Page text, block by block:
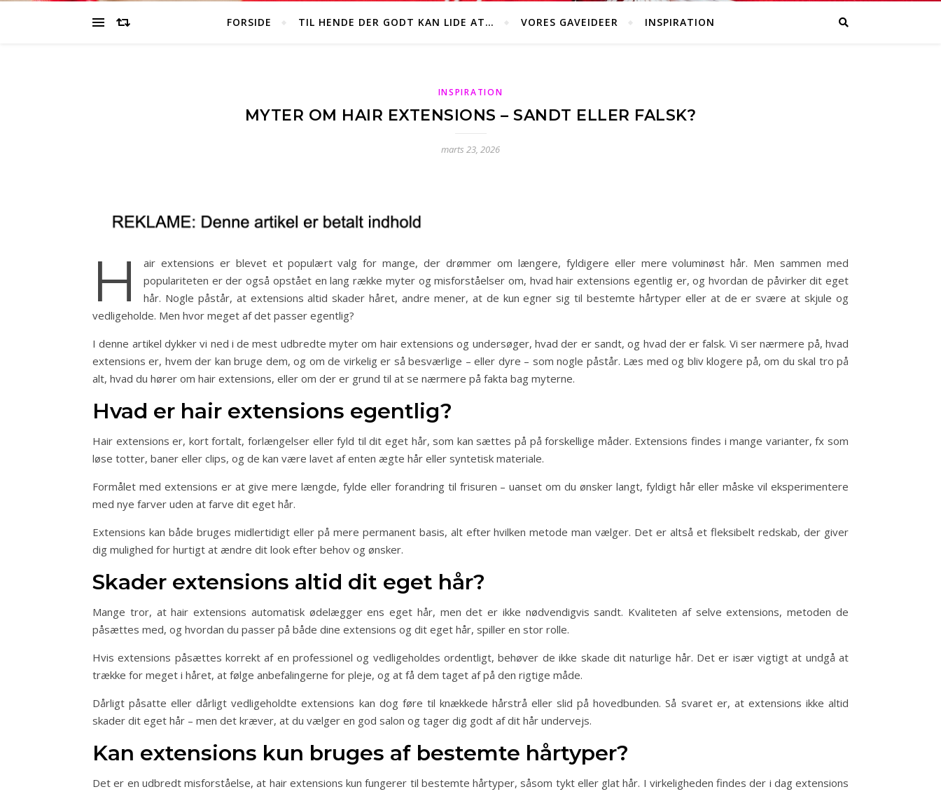
FORSIDE TIL HENDE DER GODT KAN LIDE AT… VORES GAVEIDEER INSPIRATION
INSPIRATION
MYTER OM HAIR EXTENSIONS – SANDT ELLER FALSK?
marts 23, 2026
H
air extensions er blevet et populært valg for mange, der drømmer om længere, fyldigere eller mere voluminøst hår. Men sammen med
populariteten er der også opstået en lang række myter og misforståelser om, hvad hair extensions egentlig er, og hvordan de påvirker dit eget
hår. Nogle påstår, at extensions altid skader håret, andre mener, at de kun egner sig til bestemte hårtyper eller at de er svære at skjule og
vedligeholde. Men hvor meget af det passer egentlig?
I denne artikel dykker vi ned i de mest udbredte myter om hair extensions og undersøger, hvad der er sandt, og hvad der er falsk. Vi ser nærmere på, hvad
extensions er, hvem der kan bruge dem, og om de virkelig er så besværlige – eller dyre – som nogle påstår. Læs med og bliv klogere på, om du skal tro på
alt, hvad du hører om hair extensions, eller om der er grund til at se nærmere på fakta bag myterne.
Hvad er hair extensions egentlig?
Hair extensions er, kort fortalt, forlængelser eller fyld til dit eget hår, som kan sættes på på forskellige måder. Extensions findes i mange varianter, fx som
løse totter, baner eller clips, og de kan være lavet af enten ægte hår eller syntetisk materiale.
Formålet med extensions er at give mere længde, fylde eller forandring til frisuren – uanset om du ønsker langt, fyldigt hår eller måske vil eksperimentere
med nye farver uden at farve dit eget hår.
Extensions kan både bruges midlertidigt eller på mere permanent basis, alt efter hvilken metode man vælger. Det er altså et fleksibelt redskab, der giver
dig mulighed for hurtigt at ændre dit look efter behov og ønsker.
Skader extensions altid dit eget hår?
Mange tror, at hair extensions automatisk ødelægger ens eget hår, men det er ikke nødvendigvis sandt. Kvaliteten af selve extensions, metoden de
påsættes med, og hvordan du passer på både dine extensions og dit eget hår, spiller en stor rolle.
Hvis extensions påsættes korrekt af en professionel og vedligeholdes ordentligt, behøver de ikke skade dit naturlige hår. Det er især vigtigt at undgå at
trække for meget i håret, at følge anbefalingerne for pleje, og at få dem taget af på den rigtige måde.
Dårligt påsatte eller dårligt vedligeholdte extensions kan dog føre til knækkede hårstrå eller slid på hovedbunden. Så svaret er, at extensions ikke altid
skader dit eget hår – men det kræver, at du vælger en god salon og tager dig godt af dit hår undervejs.
Kan extensions kun bruges af bestemte hårtyper?
Det er en udbredt misforståelse, at hair extensions kun fungerer til bestemte hårtyper, såsom tykt eller glat hår. I virkeligheden findes der i dag extensions